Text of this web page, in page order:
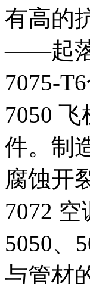
有高的
——起落
7075-
7050
件。制
腐蚀开
7072
5050、
与管材